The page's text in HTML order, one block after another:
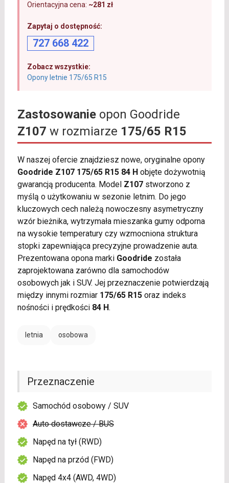
Orientacyjna cena: ~281 zł
Zapytaj o dostępność:
727 668 422
Zobacz wszystkie:
Opony letnie 175/65 R15
Zastosowanieopon Goodride
Z107 w rozmiarze 175/65 R15
W naszej ofercie znajdziesz nowe, oryginalne opony
Goodride Z107 175/65 R15 84 Hobjęte dożywotnią
gwarancją producenta. Model Z107stworzono z
myślą o użytkowaniu w sezonie letnim. Do jego
kluczowych cech należą nowoczesny asymetryczny
wzór bieżnika, wytrzymała mieszanka gumy odporna
na wysokie temperatury czy wzmocniona struktura
stopki zapewniająca precyzyjne prowadzenie auta.
Prezentowana opona marki Goodride została
zaprojektowana zarówno dla samochodów
osobowych jak i SUV. Jej przeznaczenie potwierdzają
między innymi rozmiar 175/65 R15oraz indeks
nośności i prędkości 84 H.
letnia osobowa
Przeznaczenie
Samochód osobowy / SUV
Auto dostawcze / BUS
Napęd na tył (RWD)
Napęd na przód (FWD)
Napęd 4x4 (AWD, 4WD)